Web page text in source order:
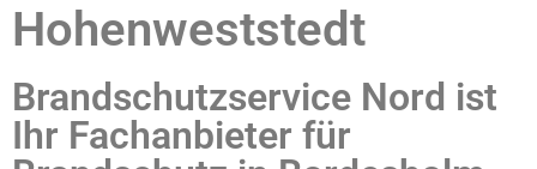
Hohenweststedt
Brandschutzservice Nord ist
Ihr Fachanbieter für